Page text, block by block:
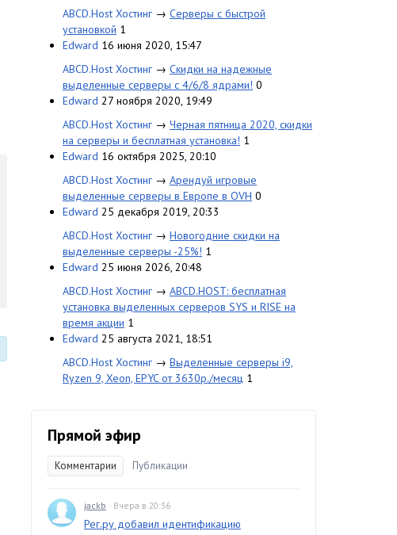
ABCD.Host Хостинг → Серверы с быстрой
установкой 1
Edward 16 июня 2020, 15:47
ABCD.Host Хостинг → Скидки на надежные
выделенные серверы с 4/6/8 ядрами! 0
Edward 27 ноября 2020, 19:49
ABCD.Host Хостинг → Черная пятница 2020, скидки
на серверы и бесплатная установка! 1
Edward 16 октября 2025, 20:10
ABCD.Host Хостинг → Арендуй игровые
выделенные серверы в Европе в OVH 0
Edward 25 декабря 2019, 20:33
ABCD.Host Хостинг → Новогодние скидки на
выделенные серверы -25%! 1
Edward 25 июня 2026, 20:48
ABCD.Host Хостинг → ABCD.HOST: бесплатная
установка выделенных серверов SYS и RISE на
время акции 1
Edward 25 августа 2021, 18:51
ABCD.Host Хостинг → Выделенные серверы i9,
Ryzen 9, Xeon, EPYC от 3630р./месяц 1
Прямой эфир
Комментарии Публикации
jackb · Вчера в 20:36
Рег.ру добавил идентификацию